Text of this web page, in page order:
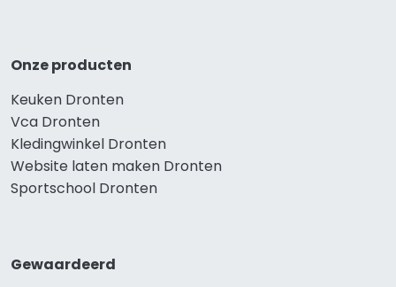
Onze producten
Keuken Dronten
Vca Dronten
Kledingwinkel Dronten
Website laten maken Dronten
Sportschool Dronten
Gewaardeerd